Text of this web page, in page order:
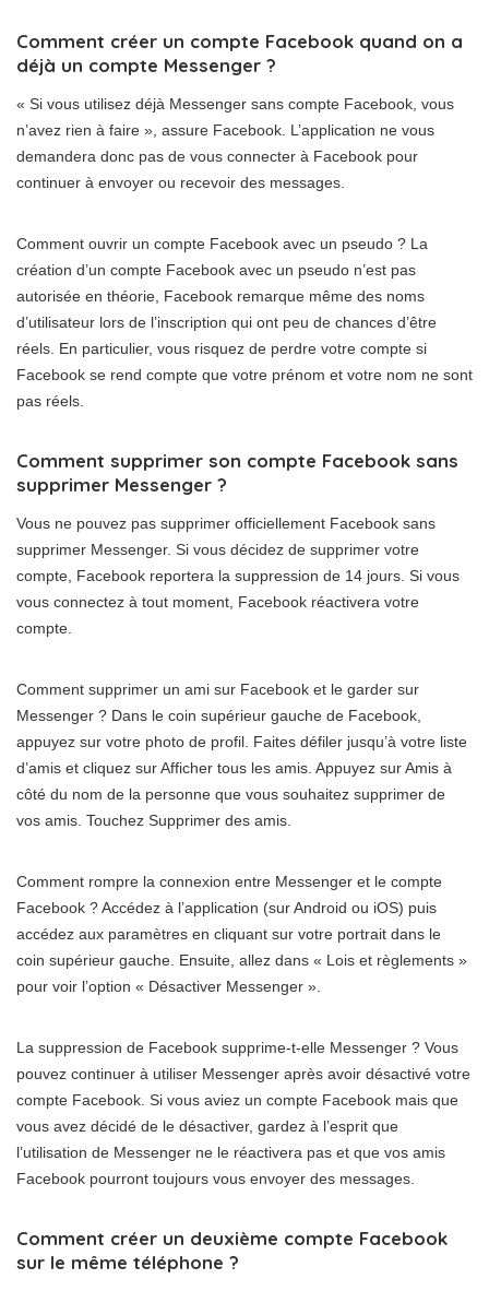
Comment créer un compte Facebook quand on a
déjà un compte Messenger ?
« Si vous utilisez déjà Messenger sans compte Facebook, vous
n’avez rien à faire », assure Facebook. L’application ne vous
demandera donc pas de vous connecter à Facebook pour
continuer à envoyer ou recevoir des messages.
Comment ouvrir un compte Facebook avec un pseudo ? La
création d’un compte Facebook avec un pseudo n’est pas
autorisée en théorie, Facebook remarque même des noms
d’utilisateur lors de l’inscription qui ont peu de chances d’être
réels. En particulier, vous risquez de perdre votre compte si
Facebook se rend compte que votre prénom et votre nom ne sont
pas réels.
Comment supprimer son compte Facebook sans
supprimer Messenger ?
Vous ne pouvez pas supprimer officiellement Facebook sans
supprimer Messenger. Si vous décidez de supprimer votre
compte, Facebook reportera la suppression de 14 jours. Si vous
vous connectez à tout moment, Facebook réactivera votre
compte.
Comment supprimer un ami sur Facebook et le garder sur
Messenger ? Dans le coin supérieur gauche de Facebook,
appuyez sur votre photo de profil. Faites défiler jusqu’à votre liste
d’amis et cliquez sur Afficher tous les amis. Appuyez sur Amis à
côté du nom de la personne que vous souhaitez supprimer de
vos amis. Touchez Supprimer des amis.
Comment rompre la connexion entre Messenger et le compte
Facebook ? Accédez à l’application (sur Android ou iOS) puis
accédez aux paramètres en cliquant sur votre portrait dans le
coin supérieur gauche. Ensuite, allez dans « Lois et règlements »
pour voir l’option « Désactiver Messenger ».
La suppression de Facebook supprime-t-elle Messenger ? Vous
pouvez continuer à utiliser Messenger après avoir désactivé votre
compte Facebook. Si vous aviez un compte Facebook mais que
vous avez décidé de le désactiver, gardez à l’esprit que
l’utilisation de Messenger ne le réactivera pas et que vos amis
Facebook pourront toujours vous envoyer des messages.
Comment créer un deuxième compte Facebook
sur le même téléphone ?